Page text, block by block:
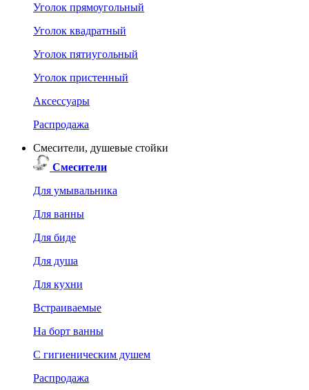
Уголок прямоугольный
Уголок квадратный
Уголок пятиугольный
Уголок пристенный
Аксессуары
Распродажа
Смесители, душевые стойки
Смесители
Для умывальника
Для ванны
Для биде
Для душа
Для кухни
Встраиваемые
На борт ванны
C гигиеническим душем
Распродажа